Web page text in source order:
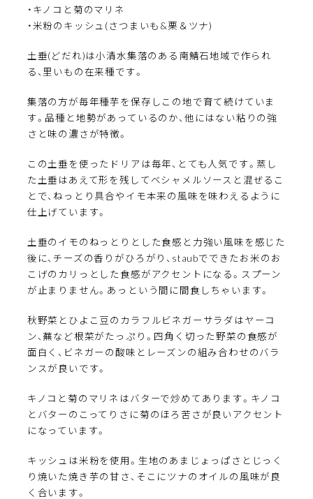
・キノコと菊のマリネ
・米粉のキッシュ(さつまいも&栗＆ツナ)
土垂(どだれ)は小清水集落のある南鯖石地域で作られ
る、里いもの在来種です。
集落の方が毎年種芋を保存しこの地で育て続けていま
す。品種と地勢があっているのか、他にはない粘りの強
さと味の濃さが特徴。
この土垂を使ったドリアは毎年、とても人気です。蒸し
た土垂はあえて形を残してベシャメルソースと混ぜるこ
とで、ねっとり具合やイモ本来の風味を味わえるように
仕上げています。
土垂のイモのねっとりとした食感と力強い風味を感じた
後に、チーズの香りがひろがり、staubでできたお米のお
こげのカリっとした食感がアクセントになる。スプーン
が止まりません。あっという間に間食しちゃいます。
秋野菜とひよこ豆のカラフルビネガーサラダはヤーコ
ン、蕪など根菜がたっぷり。四角く切った野菜の食感が
面白く、ビネガーの酸味とレーズンの組み合わせのバラ
ンスが良いです。
キノコと菊のマリネはバターで炒めてあります。キノコ
とバターのこってりさに菊のほろ苦さが良いアクセント
になっています。
キッシュは米粉を使用。生地のあまじょっぱさとじっく
り焼いた焼き芋の甘さ、そこにツナのオイルの風味が良
く合います。